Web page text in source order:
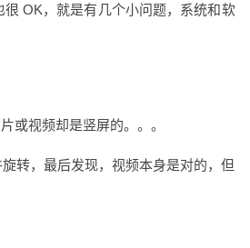
OK，就是有几个小问题，系统和软
或视频却是竖屏的。。。
转，最后发现，视频本身是对的，但